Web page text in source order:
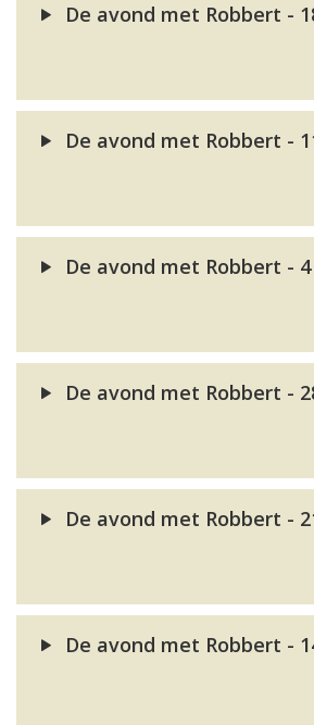
De avond met Robbert -
De avond met Robbert -
De avond met Robbert -
De avond met Robbert -
De avond met Robbert -
De avond met Robbert -